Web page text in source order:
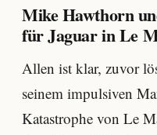
Mike Hawthorn
für Jaguar in Le
Allen ist klar, zuvor
seinem impulsiven
Katastrophe von Le